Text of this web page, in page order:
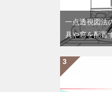
一点透視図法
具や窓を配置